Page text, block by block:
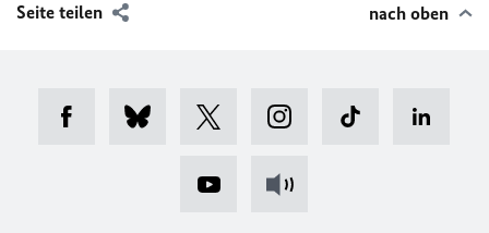
Seite teilen nach oben